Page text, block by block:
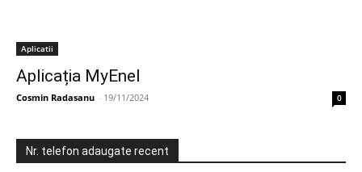
Aplicatii
Aplicația MyEnel
Cosmin Radasanu - 19/11/2024 0
Nr. telefon adaugate recent